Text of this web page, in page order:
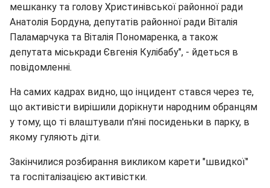
мешканку та голову Христинівської районної ради
Анатолія Бордуна, депутатів районної ради Віталія
Паламарчука та Віталія Пономаренка, а також
депутата міськради Євгенія Кулібабу", - йдеться в
повідомленні.
На самих кадрах видно, що інцидент стався через те,
що активісти вирішили дорікнути народним обранцям
у тому, що ті влаштували п'яні посиденьки в парку, в
якому гуляють діти.
Закінчилися розбирання викликом карети "швидкої"
та госпіталізацією активістки.